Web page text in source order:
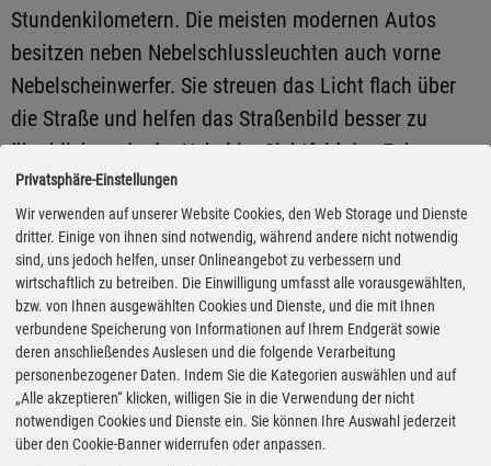
Stundenkilometern. Die meisten modernen Autos
besitzen neben Nebelschlussleuchten auch vorne
Nebelscheinwerfer. Sie streuen das Licht flach über
die Straße und helfen das Straßenbild besser zu
überblicken, da der Nebel im Sichtfeld des Fahrers
weniger angestrahlt wird. Wenn die Sichtweite durch
Nebel, Schneefall oder Regen erheblich reduziert ist,
können die Nebelscheinwerfer helfen.
Sobald sich die Sichtverhältnisse aber bessern,
müssen die Nebelscheinwerfer wieder ausgeschaltet
werden. Die Nebelschlussleuchte wiederum darf
inner- wie außerorts nur bei einer Sichtweite unter 50
Metern eingeschaltet werden. Wird die Leuchte bei
Privatsphäre-Einstellungen
Wir verwenden auf unserer Website Cookies, den Web Storage und Dienste
dritter. Einige von ihnen sind notwendig, während andere nicht notwendig
sind, uns jedoch helfen, unser Onlineangebot zu verbessern und
wirtschaftlich zu betreiben. Die Einwilligung umfasst alle vorausgewählten,
bzw. von Ihnen ausgewählten Cookies und Dienste, und die mit Ihnen
verbundene Speicherung von Informationen auf Ihrem Endgerät sowie
deren anschließendes Auslesen und die folgende Verarbeitung
personenbezogener Daten. Indem Sie die Kategorien auswählen und auf
„Alle akzeptieren“ klicken, willigen Sie in die Verwendung der nicht
notwendigen Cookies und Dienste ein. Sie können Ihre Auswahl jederzeit
über den Cookie-Banner widerrufen oder anpassen.